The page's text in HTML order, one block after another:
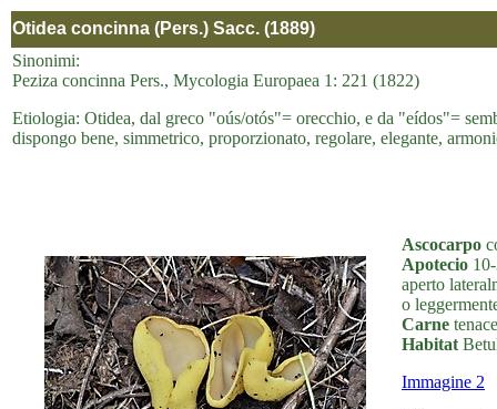
Otidea concinna (Pers.) Sacc. (1889)
Sinonimi:
Peziza concinna Pers., Mycologia Europaea 1: 221 (1822)
Etiologia: Otidea, dal greco "oús/otós"= orecchio, e da "eídos"=
dispongo bene, simmetrico, proporzionato, regolare, elegante,
Ascocarpo
Apotecio
aperto
o
Carne
Habitat
Immagine 2